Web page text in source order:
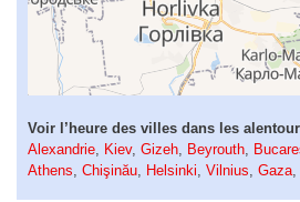
Voir l’heure des villes dans les
Alexandrie
Kiev, Gizeh Beyrouth
Athens Chişinău Helsinki Vilnius Gaza